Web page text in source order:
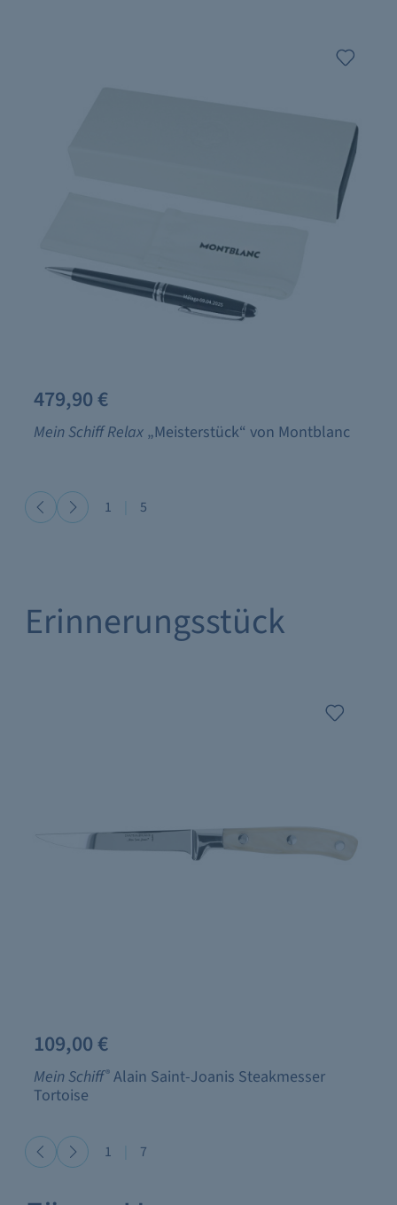
479,90 €
Mein Schiff Relax „Meisterstück“ von Montblanc
1 5
Erinnerungsstück
109,00 €
Mein Schiff® Alain Saint-Joanis Steakmesser
Tortoise
1 7